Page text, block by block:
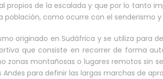
propios de la escalada y que por lo tanto
población, como ocurre con el senderismo y
originado en Sudáfrica y se utiliza para
que consiste en recorrer de forma
zonas montañosas o lugares remotos sin
Andes para definir las largas marchas de